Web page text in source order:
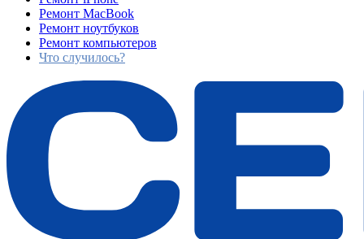
Ремонт MacBook
Ремонт ноутбуков
Ремонт компьютеров
Что случилось?